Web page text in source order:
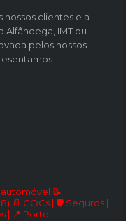
clientes e a
IMT ou
pelos nossos
automóvel 📝
📄 COCs | 🛡️ Seguros |
| 📍 Porto